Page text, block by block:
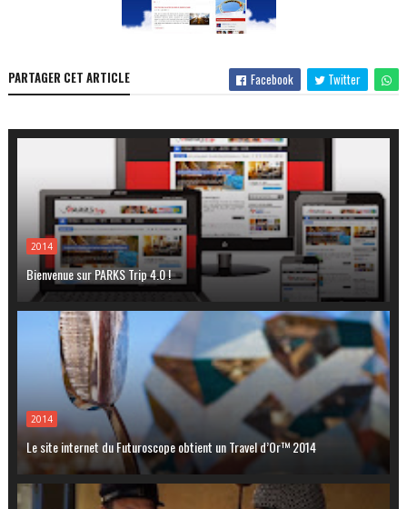
PARTAGER CET ARTICLE Facebook Twitter
2014
Bienvenue sur PARKS Trip 4.0 !
2014
Le site internet du Futuroscope obtient un Travel d’Or™ 2014